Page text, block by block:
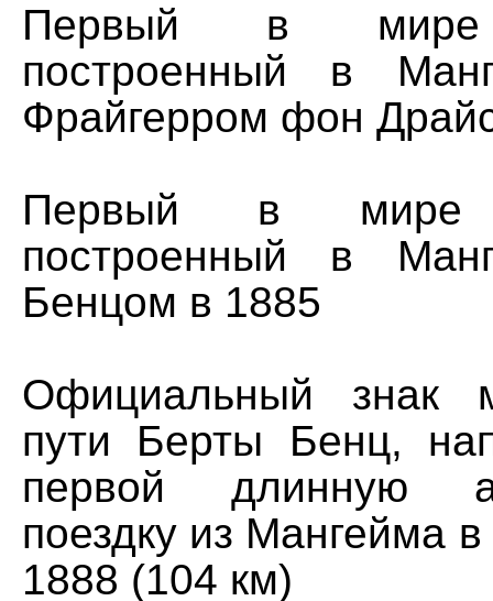
Первый в мире
построенный в
Фрайгерром фон
Первый в мире
построенный в
Бенцом в 1885
Официальный знак
пути Берты Бенц,
первой длинную
поездку из Мангейма
1888 (104 км)